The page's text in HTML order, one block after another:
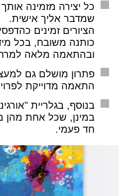
כל יצירה מזמינה
שמדבר אליך אישית.
כותנה משובח, בכל
ובהתאמה מלאה
פתרון מושלם גם
התאמה מדוייקת
בנוסף, בגלריית
במינן, שכל אחת מהן
חד פעמי.